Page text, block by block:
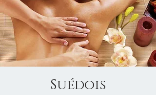
Suédois